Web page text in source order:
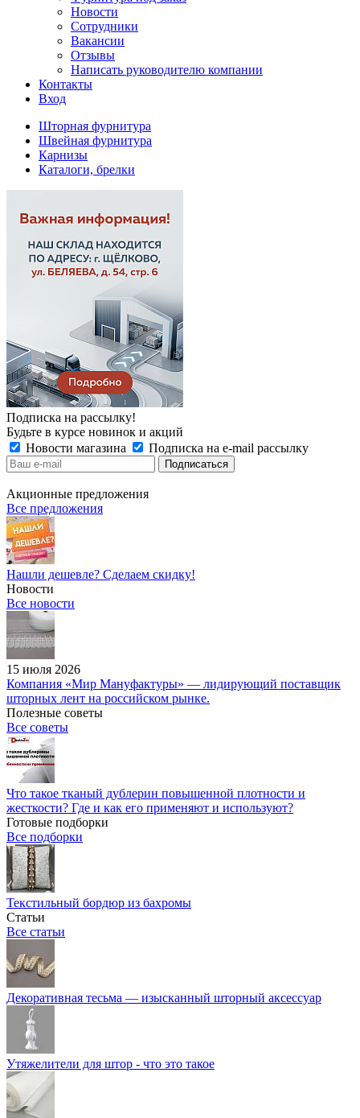
Новости
Сотрудники
Вакансии
Отзывы
Написать руководителю компании
Контакты
Вход
Шторная фурнитура
Швейная фурнитура
Карнизы
Каталоги, брелки
Подписка на рассылку!
Будьте в курсе новинок и акций
Новости магазина
Подписка на e-mail рассылку
Акционные предложения
Все предложения
Нашли дешевле? Сделаем скидку!
Новости
Все новости
15 июля 2026
Компания «Мир Мануфактуры» — лидирующий поставщик
шторных лент на российском рынке.
Полезные советы
Все советы
Что такое тканый дублерин повышенной плотности и
жесткости? Где и как его применяют и используют?
Готовые подборки
Все подборки
Текстильный бордюр из бахромы
Статьи
Все статьи
Декоративная тесьма — изысканный шторный аксессуар
Утяжелители для штор - что это такое